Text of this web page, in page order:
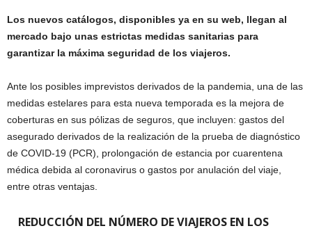
Los nuevos catálogos, disponibles ya en su web, llegan al
mercado bajo unas estrictas medidas sanitarias para
garantizar la máxima seguridad de los viajeros.
Ante los posibles imprevistos derivados de la pandemia, una de las
medidas estelares para esta nueva temporada es la mejora de
coberturas en sus pólizas de seguros, que incluyen: gastos del
asegurado derivados de la realización de la prueba de diagnóstico
de COVID-19 (PCR), prolongación de estancia por cuarentena
médica debida al coronavirus o gastos por anulación del viaje,
entre otras ventajas.
REDUCCIÓN DEL NÚMERO DE VIAJEROS EN LOS